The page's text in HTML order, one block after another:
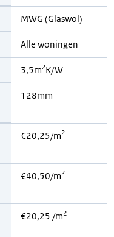
MWG (Glaswol)
Alle woningen
3,5m2K/W
128mm
€20,25/m2
€40,50/m2
€20,25 /m2